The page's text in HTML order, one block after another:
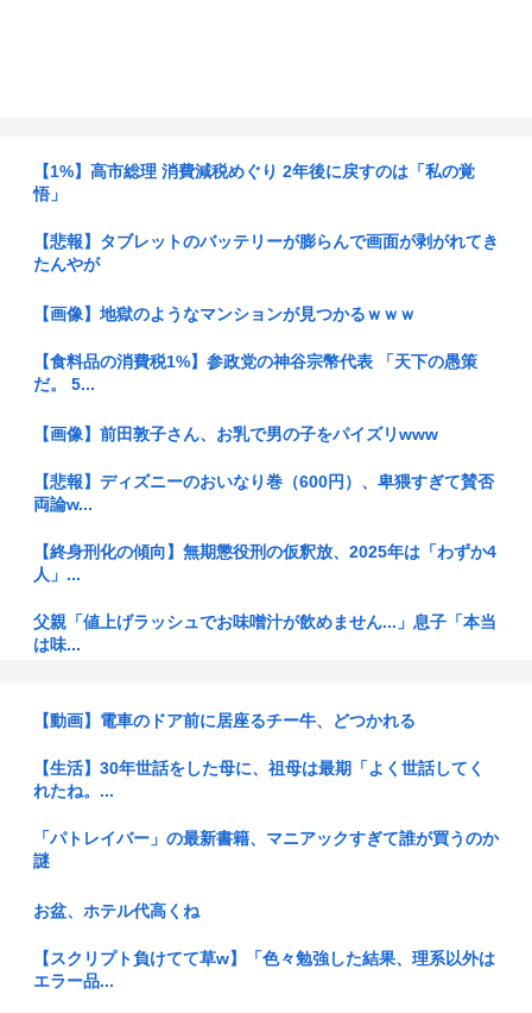
【1%】高市総理 消費減税めぐり 2年後に戻すのは「私の覚
悟」
【悲報】タブレットのバッテリーが膨らんで画面が剥がれてき
たんやが
【画像】地獄のようなマンションが見つかるｗｗｗ
【食料品の消費税1%】参政党の神谷宗幣代表 「天下の愚策
だ。 5...
【画像】前田敦子さん、お乳で男の子をパイズリwww
【悲報】ディズニーのおいなり巻（600円）、卑猥すぎて賛否
両論w...
【終身刑化の傾向】無期懲役刑の仮釈放、2025年は「わずか4
人」...
父親「値上げラッシュでお味噌汁が飲めません...」息子「本当
は味...
www
会社にいるアラサーの29歳の女がきもすぎる。
197...
に照...
おっさん（38）と少女（16）の最高に尊い漫画、「おっさん
はうぜ...
【動画】電車のドア前に居座るチー牛、どつかれる
【生活】30年世話をした母に、祖母は最期「よく世話してく
れたね。...
「パトレイバー」の最新書籍、マニアックすぎて誰が買うのか
謎
お盆、ホテル代高くね
【スクリプト負けてて草w】「色々勉強した結果、理系以外は
エラー品...